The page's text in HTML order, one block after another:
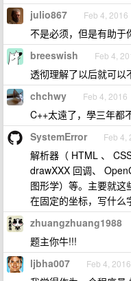
julio867 Feb 4, 2016
不是必须，但是有助于
breeswish Feb 4,
透彻理解了以后就可以
chchwy Feb 4, 2016
C++太遠了，學三年都
SystemError Feb 4,
解析器（ HTML 、
drawXXX 回调、
图形学）等。主要就这
在固定的坐标，写什么
zhuangzhuang1988
题主你牛!!!
ljbha007 Feb 4, 2016